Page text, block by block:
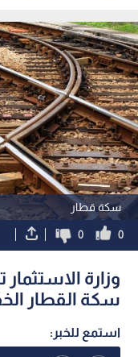
العاصمة عمان
سكة قطار
0
0
وزارة
سكة القطار
استمع للخبر: